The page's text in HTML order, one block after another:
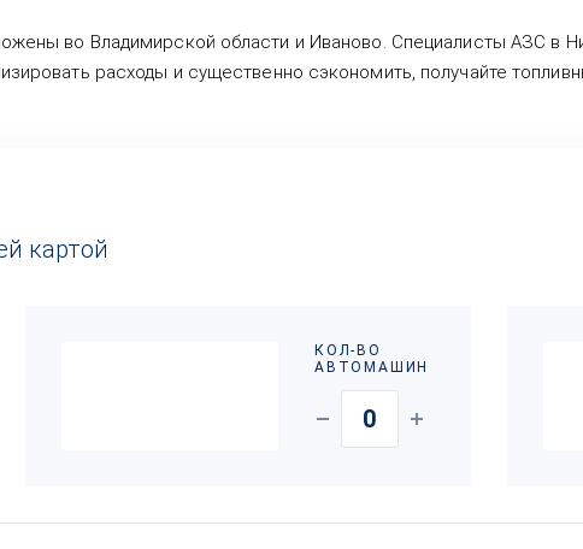
во Владимирской области и Иваново. Специалисты АЗС в
расходы и существенно сэкономить, получайте
картой
КОЛ-ВО
АВТОМАШИН